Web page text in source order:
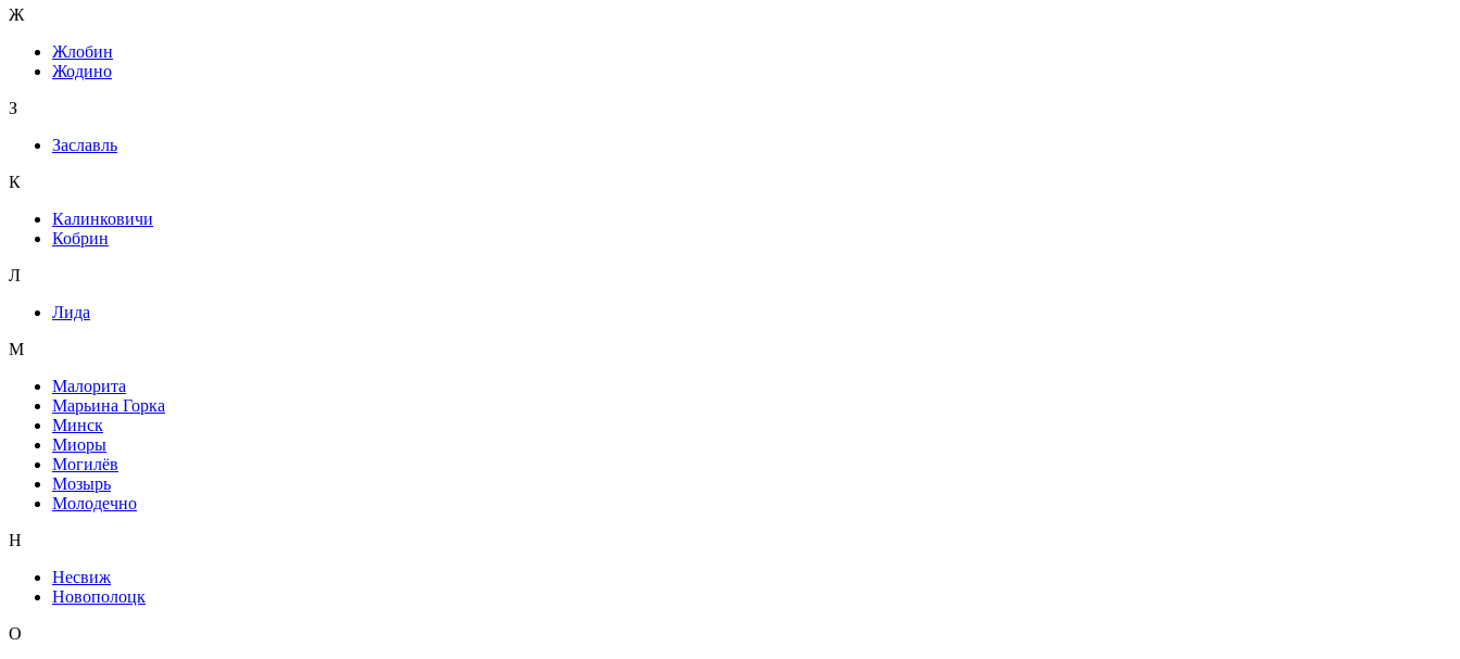
Ж
Жлобин
Жодино
З
Заславль
К
Калинковичи
Кобрин
Л
Лида
М
Малорита
Марьина Горка
Минск
Миоры
Могилёв
Мозырь
Молодечно
Н
Несвиж
Новополоцк
О